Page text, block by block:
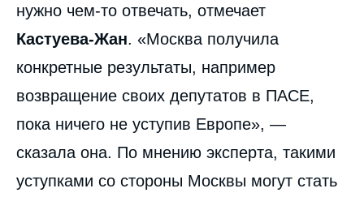
нужно чем-то отвечать, отмечает
Кастуева-Жан. «Москва получила
конкретные результаты, например
возвращение своих депутатов в ПАСЕ,
пока ничего не уступив Европе», —
сказала она. По мнению эксперта, такими
уступками со стороны Москвы могут стать